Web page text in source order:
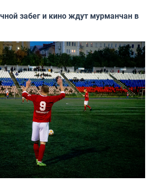
забег и кино ждут мурманчан в